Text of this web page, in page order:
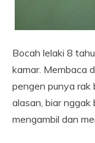
Bocah lelaki 8
kamar. Membaca
pengen punya rak
alasan, biar nggak
mengambil dan